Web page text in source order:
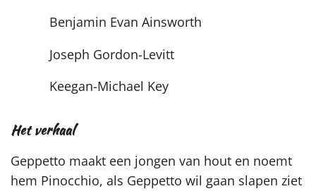
Benjamin Evan Ainsworth
Joseph Gordon-Levitt
Keegan-Michael Key
Het verhaal
Geppetto maakt een jongen van hout en noemt
hem Pinocchio, als Geppetto wil gaan slapen ziet